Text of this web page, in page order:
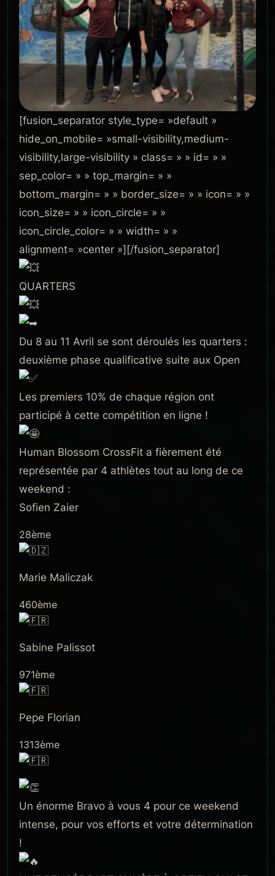
[fusion_separator style_type= »default »
hide_on_mobile= »small-visibility,medium-
visibility,large-visibility » class= » » id= » »
sep_color= » » top_margin= » »
bottom_margin= » » border_size= » » icon= » »
icon_size= » » icon_circle= » »
icon_circle_color= » » width= » »
alignment= »center »][/fusion_separator]
QUARTERS
Du 8 au 11 Avril se sont déroulés les quarters :
deuxième phase qualificative suite aux Open
Les premiers 10% de chaque région ont
participé à cette compétition en ligne !
Human Blossom CrossFit a fièrement été
représentée par 4 athlètes tout au long de ce
weekend :
Sofien Zaier
28ème
Marie Maliczak
460ème
Sabine Palissot
971ème
Pepe Florian
1313ème
Un énorme Bravo à vous 4 pour ce weekend
intense, pour vos efforts et votre détermination
!